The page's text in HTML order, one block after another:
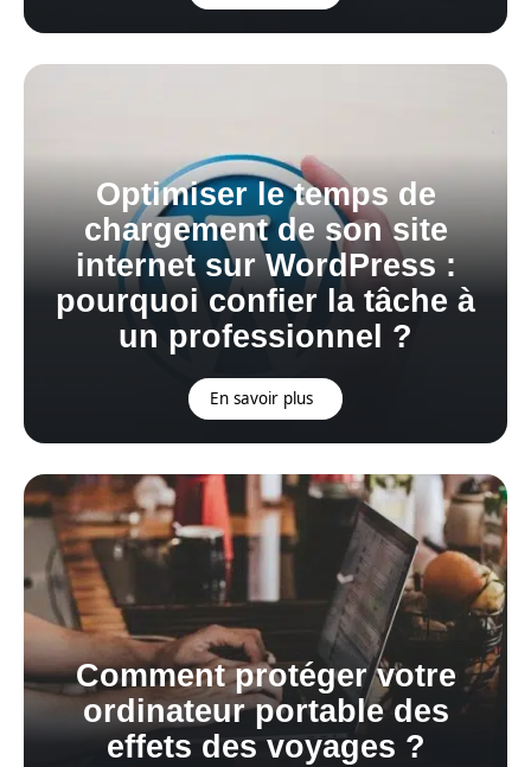
Optimiser le temps de
chargement de son site
internet sur WordPress :
pourquoi confier la tâche à
un professionnel ?
En savoir plus
Comment protéger votre
ordinateur portable des
effets des voyages ?